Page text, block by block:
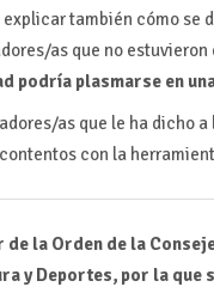
también cómo se
as que no estuvieron
podría plasmarse en
as que le ha dicho
con la
de la Orden de la
y Deportes, por la que